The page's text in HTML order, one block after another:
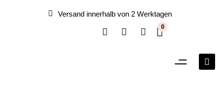
Versand innerhalb von 2 Werktagen
0